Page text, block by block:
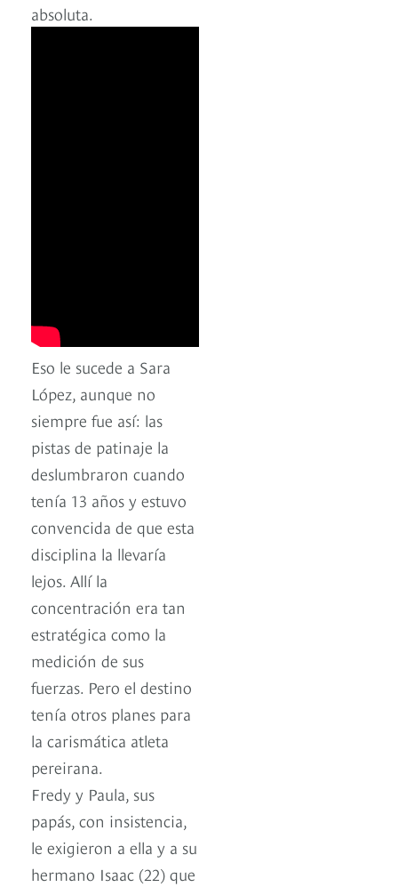
absoluta.
Eso le sucede a Sara
López, aunque no
siempre fue así: las
pistas de patinaje la
deslumbraron cuando
tenía 13 años y estuvo
convencida de que esta
disciplina la llevaría
lejos. Allí la
concentración era tan
estratégica como la
medición de sus
fuerzas. Pero el destino
tenía otros planes para
la carismática atleta
pereirana.
Fredy y Paula, sus
papás, con insistencia,
le exigieron a ella y a su
hermano Isaac (22) que